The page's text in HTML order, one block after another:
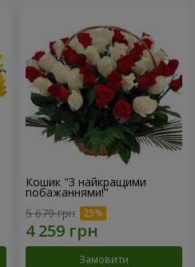
Кошик "З найкращими
побажаннями!"
5 679 грн
Замовити